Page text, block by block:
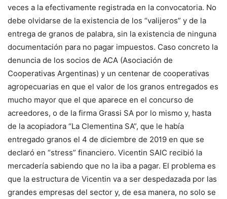
veces a la efectivamente registrada en la convocatoria. No
debe olvidarse de la existencia de los “valijeros” y de la
entrega de granos de palabra, sin la existencia de ninguna
documentación para no pagar impuestos. Caso concreto la
denuncia de los socios de ACA (Asociación de
Cooperativas Argentinas) y un centenar de cooperativas
agropecuarias en que el valor de los granos entregados es
mucho mayor que el que aparece en el concurso de
acreedores, o de la firma Grassi SA por lo mismo y, hasta
de la acopiadora “La Clementina SA”, que le había
entregado granos el 4 de diciembre de 2019 en que se
declaró en “stress” financiero. Vicentin SAIC recibió la
mercadería sabiendo que no la iba a pagar. El problema es
que la estructura de Vicentin va a ser despedazada por las
grandes empresas del sector y, de esa manera, no solo se